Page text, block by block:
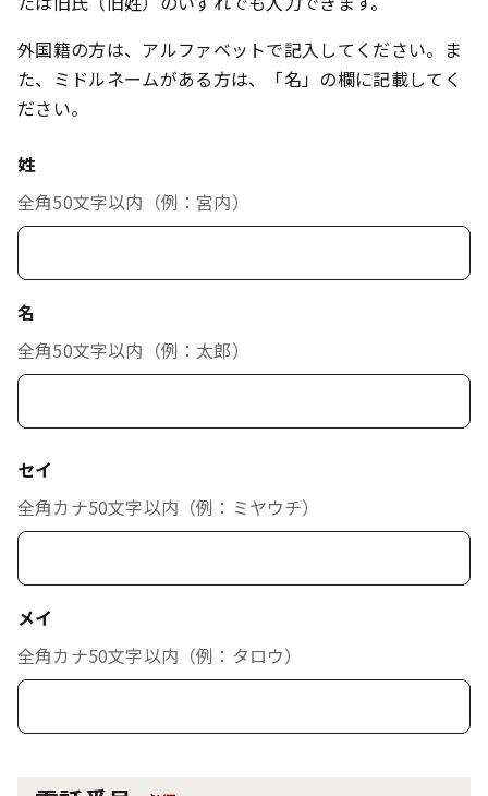
外国籍の方は、アルファベットで記入してください。ま
た、ミドルネームがある方は、「名」の欄に記載してく
ださい。
姓
全角50文字以内（例：宮内）
名
全角50文字以内（例：太郎）
セイ
全角カナ50文字以内（例：ミヤウチ）
メイ
全角カナ50文字以内（例：タロウ）